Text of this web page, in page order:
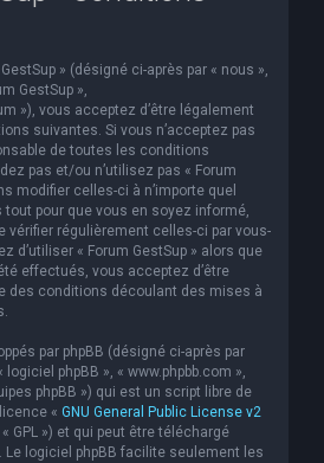
» (désigné ci-après par « nous »,
GestSup »,
»), vous acceptez d’être légalement
suivantes. Si vous n’acceptez pas
de toutes les conditions
pas et/ou n’utilisez pas « Forum
modifier celles-ci à n’importe quel
pour que vous en soyez informé,
vérifier régulièrement celles-ci par vous-
d’utiliser « Forum GestSup » alors que
effectués, vous acceptez d’être
des conditions découlant des mises à
par phpBB (désigné ci-après par
logiciel phpBB », « www.phpbb.com »,
phpBB ») qui est un script libre de
« GNU General Public License v2
GPL ») et qui peut être téléchargé
. Le logiciel phpBB facilite seulement les